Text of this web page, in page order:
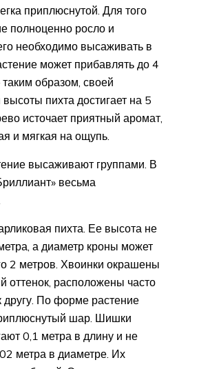
приплюснутой. Для того
полноценно росло и
необходимо высаживать в
может прибавлять до 4
образом, своей
пихта достигает на 5
источает приятный аромат,
и мягкая на ощупь.
высаживают группами. В
весьма
пихта. Ее высота не
а диаметр кроны может
2 метров. Хвоинки окрашены
оттенок, расположены часто
другу. По форме растение
шар. Шишки
0,1 метра в длину и не
метра в диаметре. Их